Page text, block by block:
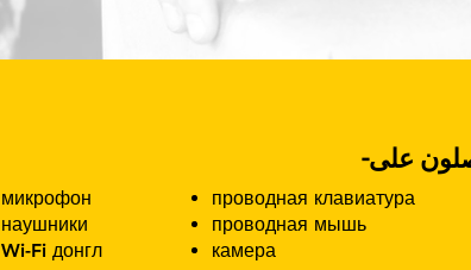
микрофон
наушники
Wi-Fi донгл
проводная клавиатура
проводная мышь
камера